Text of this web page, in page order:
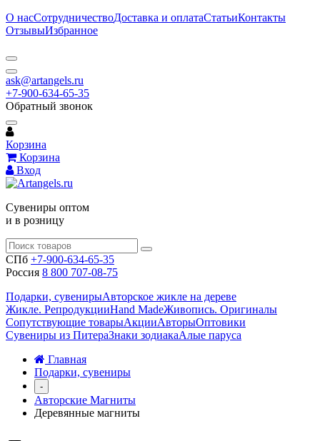
О насСотрудничествоДоставка и оплатаСтатьиКонтакты
ОтзывыИзбранное
ask@artangels.ru
+7-900-634-65-35
Обратный звонок
Корзина
Корзина
Вход
Сувениры оптом
и в розницу
СПб +7-900-634-65-35
Россия 8 800 707-08-75
Подарки, сувенирыАвторское жикле на дереве
Жикле. РепродукцииHand MadeЖивопись. Оригиналы
Сопутствующие товарыАкцииАвторыОптовики
Сувениры из ПитераЗнаки зодиакаАлые паруса
Главная
Подарки, сувениры
-
Авторские Магниты
Деревянные магниты